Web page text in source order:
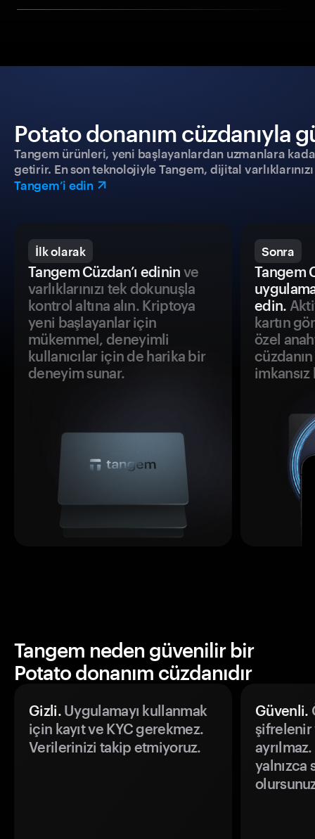
Potato donanım cüzdanıyla
Tangem ürünleri, yeni başlayanlardan uzmanlara
getirir. En son teknolojiyle Tangem, dijital
Tangem’i edin
İlk olarak
Tangem Cüzdan’ı edinin ve
varlıklarınızı tek dokunuşla
kontrol altına alın. Kriptoya
yeni başlayanlar için
mükemmel, deneyimli
kullanıcılar için de harika bir
deneyim sunar.
Sonra
Tangem
edin.
kartın
özel
Tangem neden güvenilir bir
Potato donanım cüzdanıdır
Gizli.Uygulamayı kullanmak
için kayıt ve KYC gerekmez.
Verilerinizi takip etmiyoruz.
Güvenli.
şifrelenir
yalnızca